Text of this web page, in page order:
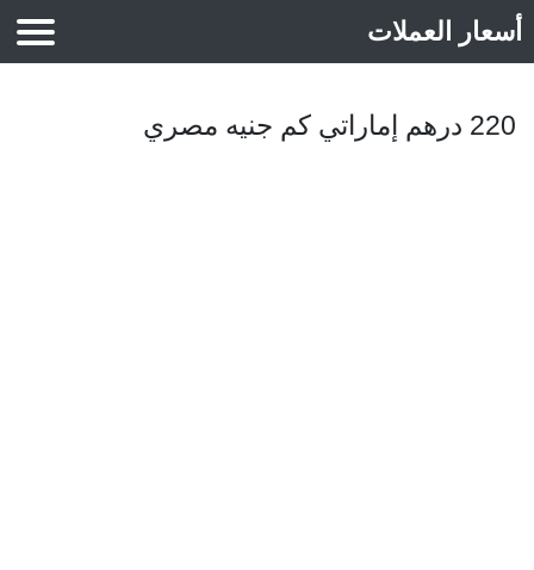
أسعار العملات
220 درهم إماراتي كم جنيه مصري